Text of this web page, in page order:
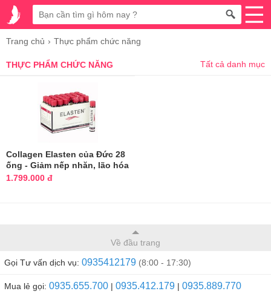
Trang chủ Thực phẩm chức năng
THỰC PHẨM CHỨC NĂNG Tất cả danh mục
Collagen Elasten của Đức 28
ống - Giảm nếp nhăn, lão hóa
1.799.000 đ
Về đầu trang
Gọi Tư vấn dịch vụ: 0935412179 (8:00 - 17:30)
Mua lẻ gọi: 0935.655.700 | 0935.412.179 | 0935.889.770